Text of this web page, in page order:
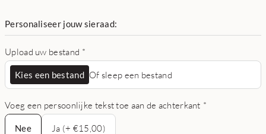
Personaliseer jouw sieraad:
Upload uw bestand *
Kies een bestand Of sleep een bestand
Voeg een persoonlijke tekst toe aan de achterkant *
Nee
Nee
Ja (+ €15,00)